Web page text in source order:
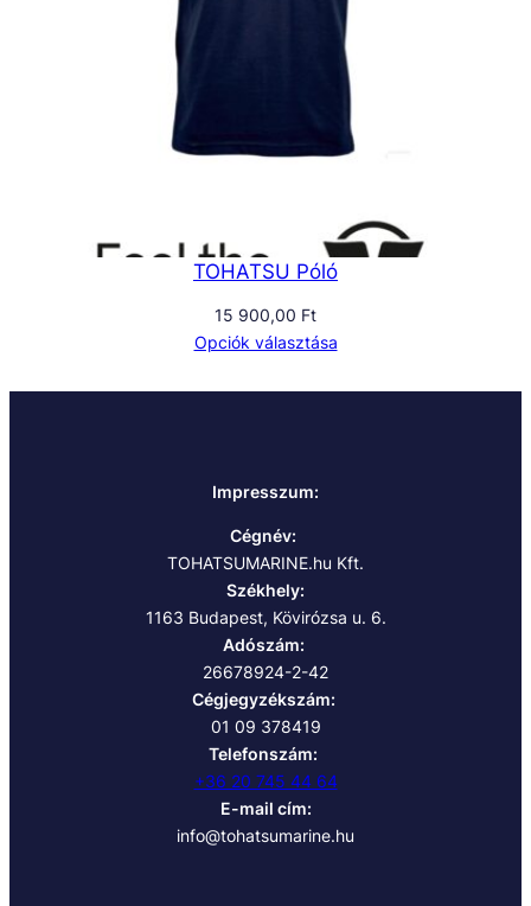
TOHATSU Póló
15 900,00 Ft
Opciók választása
Impresszum:
Cégnév:
TOHATSUMARINE.hu Kft.
Székhely:
1163 Budapest, Kövirózsa u. 6.
Adószám:
26678924-2-42
Cégjegyzékszám:
01 09 378419
Telefonszám:
+36 20 745 44 64
E-mail cím:
info@tohatsumarine.hu